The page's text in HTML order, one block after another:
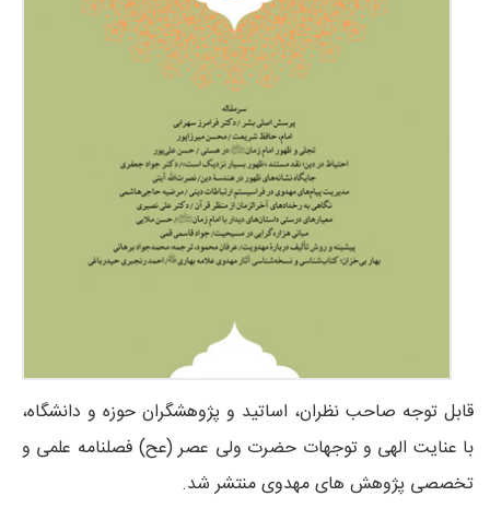
قابل توجه صاحب نظران، اساتید و پژوهشگران حوزه و دانشگاه،
با عنایت الهی و توجهات حضرت ولی عصر (عح) فصلنامه علمی و
تخصصی پژوهش های مهدوی منتشر شد.